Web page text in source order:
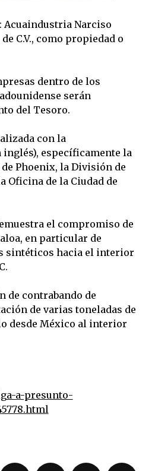
Acuaindustria Narciso
de C.V., como propiedad o
dentro de los
serán
del Tesoro.
con la
específicamente la
Phoenix, la División de
Oficina de la Ciudad de
el compromiso de
en particular de
sintéticos hacia el interior
de contrabando de
de varias toneladas de
desde México al interior
a-presunto-